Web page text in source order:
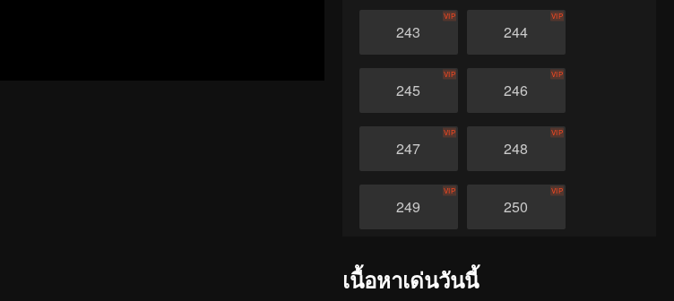
243
VIP
244
VIP
245
VIP
246
VIP
247
VIP
248
VIP
249
VIP
250
VIP
เนื้อหาเด่นวันนี้